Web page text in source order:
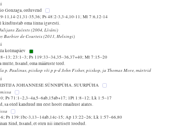
Gonzaga, orduvend
11,14-21,31-35,36; Ps 48:2-3,3-4,10-11; Mt 7:6,12-14
kindlustab oma linna igavesti.
Začests (2004, Līvāni)
Barbier de Courteix (2011, Helsingi)
kolmapäev
23:1–3; Ps 119:33–34,35–36,37+40; Mt 7:15–20
mulle, Issand, oma määruste teed.
p. Paulinus, piiskop või p p-d John Fisher, piiskop, ja Thomas More, märtrid
JOHANNESE SÜNNIPÜHA. SUURPÜHA
Ps 71:1–2,3–4a,5–6ab,15ab+17; 1Pt 1:8–12; Lk 1:5–17
sa oled kandnud mu eest hoolt emaihust alates.
Ps 139:1bc-3,13–14ab,14c-15; Ap 13:22–26; Lk 1:57–66,80
Sind, Issand, et olen nii imeliselt loodud.